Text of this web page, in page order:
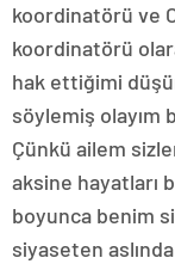
koordinatörü ve
koordinatörü
hak ettiğimi
söylemiş olayım
Çünkü ailem
aksine hayatları
boyunca benim
siyaseten